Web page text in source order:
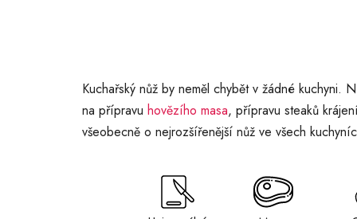
Kuchařský nůž by neměl chybět v žádné kuchyni.
na přípravu hovězího masa, přípravu steaků
všeobecně o nejrozšířenější nůž ve všech